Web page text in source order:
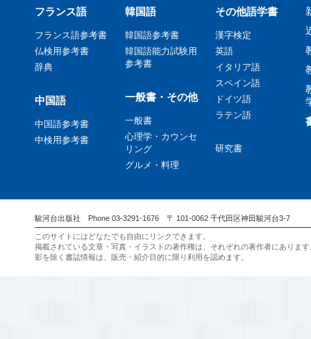
フランス語
フランス語参考書
仏検用参考書
辞典
中国語
中国語参考書
中検用参考書
韓国語
韓国語参考書
韓国語能力試験用
参考書
一般書・その他
一般書
心理学・カウンセ
リング
グルメ・料理
その他語学書
漢字検定
英語
イタリア語
スペイン語
ドイツ語
ラテン語
研究書
駿河台出版社 Phone 03-3291-1676 〒 101-0062 千代田区神田駿河台3-7
このサイトにはどなたでも自由にリンクできます。
掲載されている文章・写真・イラストの著作権は、それぞれの著作者にありま
影を除く書誌情報は、販売・紹介目的に限り利用を認めます。